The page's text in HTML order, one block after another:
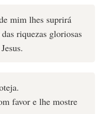
mim lhes suprirá
riquezas gloriosas
favor e lhe mostre